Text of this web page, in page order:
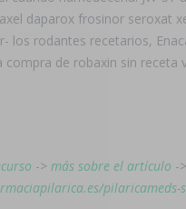
daparox frosinor seroxat
los rodantes recetarios,
de robaxin sin receta
-> más sobre el artículo ->
pilaricameds-